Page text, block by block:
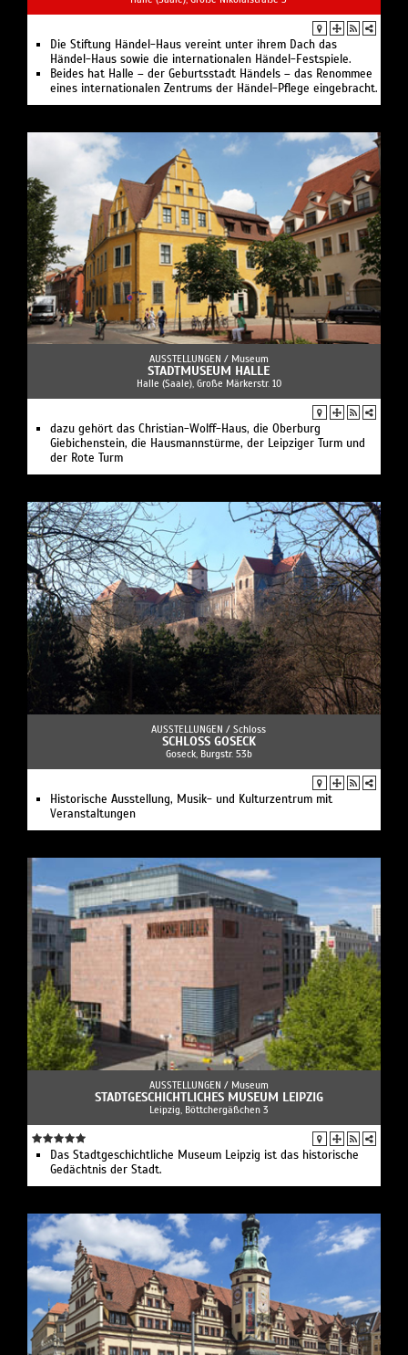
Die Stiftung Händel-Haus vereint unter ihrem Dach das
Händel-Haus sowie die internationalen Händel-Festspiele.
Beides hat Halle – der Geburtsstadt Händels – das Renommee
eines internationalen Zentrums der Händel-Pflege eingebracht.
AUSSTELLUNGEN / Museum
STADTMUSEUM HALLE
Halle (Saale), Große Märkerstr. 10
dazu gehört das Christian-Wolff-Haus, die Oberburg
Giebichenstein, die Hausmannstürme, der Leipziger Turm und
der Rote Turm
AUSSTELLUNGEN / Schloss
SCHLOSS GOSECK
Goseck, Burgstr. 53b
Historische Ausstellung, Musik- und Kulturzentrum mit
Veranstaltungen
AUSSTELLUNGEN / Museum
STADTGESCHICHTLICHES MUSEUM LEIPZIG
Leipzig, Böttchergäßchen 3
Das Stadtgeschichtliche Museum Leipzig ist das historische
Gedächtnis der Stadt.